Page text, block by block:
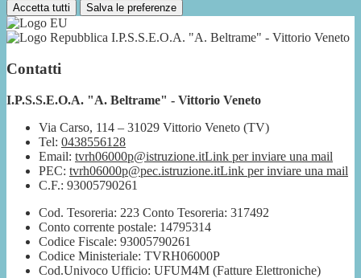
Accetta tutti Salva le preferenze
I.P.S.S.E.O.A. "A. Beltrame" - Vittorio Veneto
Contatti
I.P.S.S.E.O.A. "A. Beltrame" - Vittorio Veneto
Via Carso, 114 – 31029 Vittorio Veneto (TV)
Tel: 0438556128
Email: tvrh06000p@istruzione.itLink per inviare una mail
PEC: tvrh06000p@pec.istruzione.itLink per inviare una mail
C.F.: 93005790261
Cod. Tesoreria: 223 Conto Tesoreria: 317492
Conto corrente postale: 14795314
Codice Fiscale: 93005790261
Codice Ministeriale: TVRH06000P
Cod.Univoco Ufficio: UFUM4M (Fatture Elettroniche)